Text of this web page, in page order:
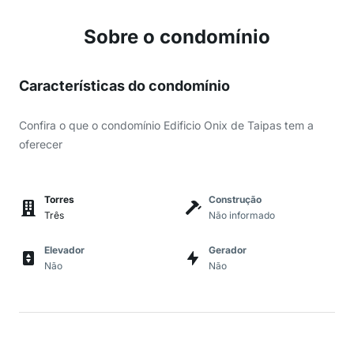
Sobre o condomínio
Características do condomínio
Confira o que o condomínio Edificio Onix de Taipas tem a
oferecer
Torres
Três
Construção
Não informado
Elevador
Não
Gerador
Não